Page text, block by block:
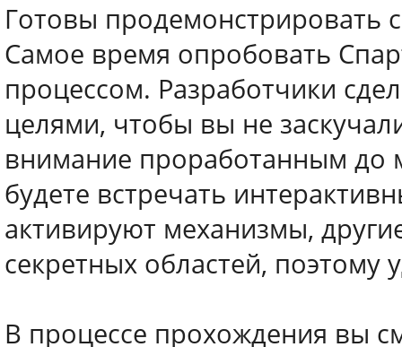
Готовы продемонстрировать
Самое время опробовать
процессом. Разработчики
целями, чтобы вы не
внимание проработанным до
будете встречать
активируют механизмы,
секретных областей, поэтому
В процессе прохождения вы